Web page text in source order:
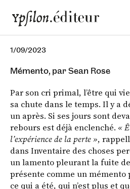
1/09/2023
Mémento, par Sean Rose
Par son cri primal, l’être qui
sa chute dans le temps. Il y a
un après. Si ses jours sont
rebours est déjà enclenché. «
l’expérience de la perte »,
dans Inventaire des choses
un lamento pleurant la fuite
présente comme un mémento
ce qui a été, qui n’est plus et